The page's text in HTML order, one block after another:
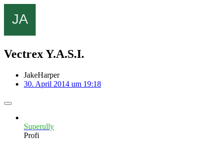
Vectrex Y.A.S.I.
JakeHarper
30. April 2014 um 19:18
Superully
Profi